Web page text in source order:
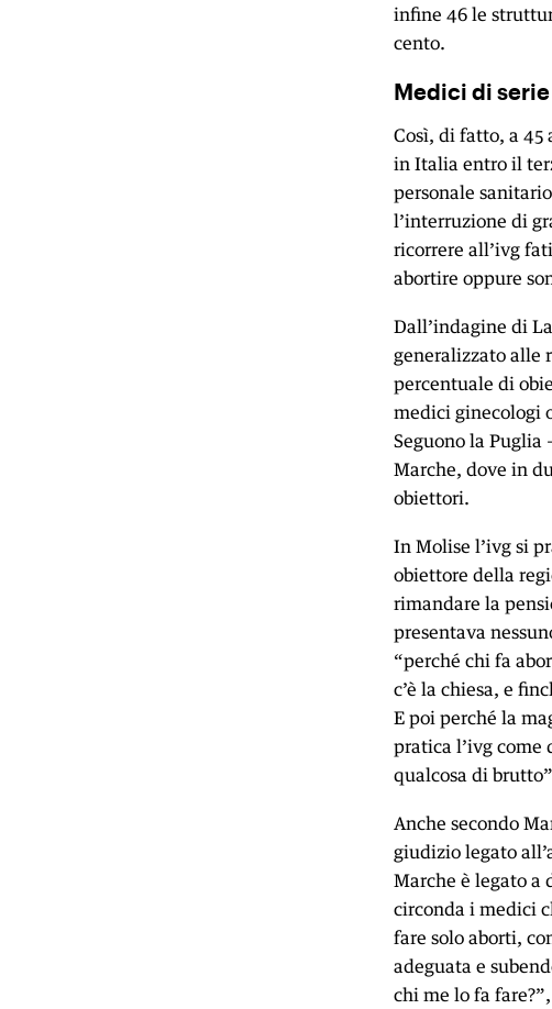
infine 46 le
cento.
Medici di
Così, di fatto, a 45
in Italia entro il
personale
l’interruzione di
ricorrere all’ivg
abortire oppure
Dall’indagine di
generalizzato alle
percentuale di
medici ginecologi
Seguono la Puglia
Marche, dove in
obiettori.
In Molise l’ivg si
obiettore della
rimandare la
presentava
“perché chi fa
c’è la chiesa, e
E poi perché la
pratica l’ivg come
qualcosa di
Anche secondo
giudizio legato
Marche è legato a
circonda i medici
fare solo aborti,
adeguata e
chi me lo fa